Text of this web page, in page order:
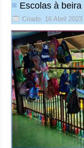
Escolas à
Criado: 16 Abril 2023